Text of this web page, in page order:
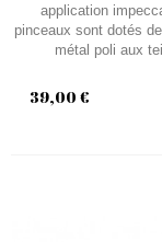
application
pinceaux sont dotés
métal poli aux
39,00 €